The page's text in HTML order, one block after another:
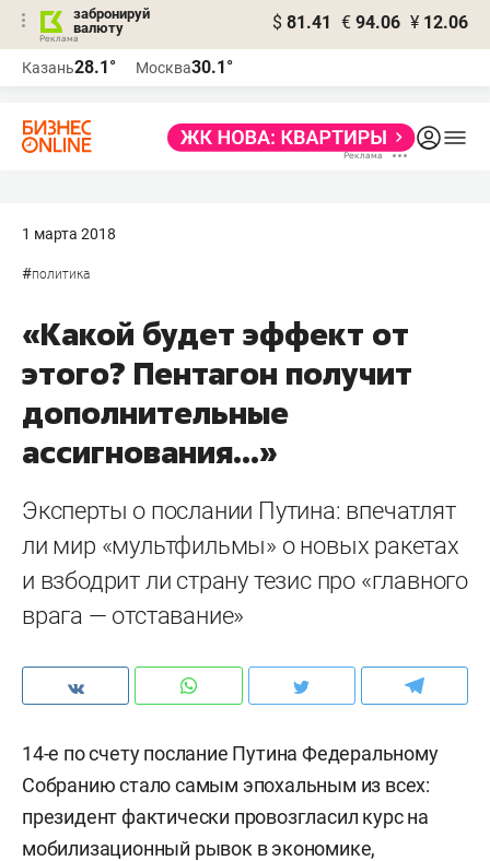
забронируй
валюту
$ 81.41 € 94.06 ¥ 12.06
Казань28.1° Москва30.1°
1 марта 2018
#политика
«Какой будет эффект от
этого? Пентагон получит
дополнительные
ассигнования...»
Эксперты о послании Путина: впечатлят
ли мир «мультфильмы» о новых ракетах
и взбодрит ли страну тезис про «главного
врага — отставание»
14-е по счету послание Путина Федеральному
Собранию стало самым эпохальным из всех:
президент фактически провозгласил курс на
мобилизационный рывок в экономике,